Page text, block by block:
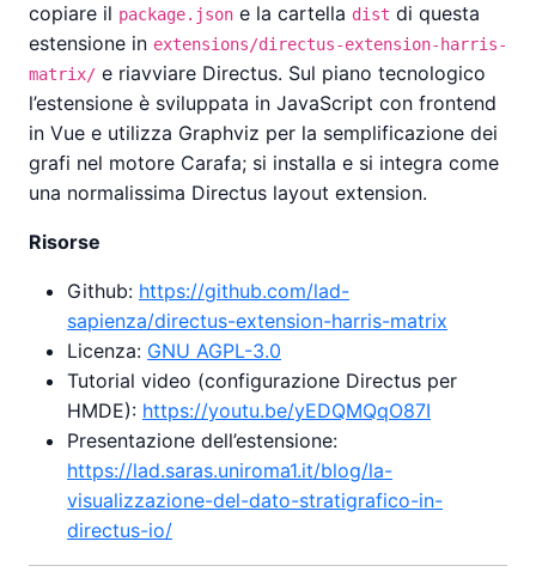
copiare il package.json e la cartella dist di questa
estensione in extensions/directus-extension-harris-
matrix/ e riavviare Directus. Sul piano tecnologico
l’estensione è sviluppata in JavaScript con frontend
in Vue e utilizza Graphviz per la semplificazione dei
grafi nel motore Carafa; si installa e si integra come
una normalissima Directus layout extension.
Risorse
Github: https://github.com/lad-
sapienza/directus-extension-harris-matrix
Licenza: GNU AGPL-3.0
Tutorial video (configurazione Directus per
HMDE): https://youtu.be/yEDQMQqO87I
Presentazione dell’estensione:
https://lad.saras.uniroma1.it/blog/la-
visualizzazione-del-dato-stratigrafico-in-
directus-io/